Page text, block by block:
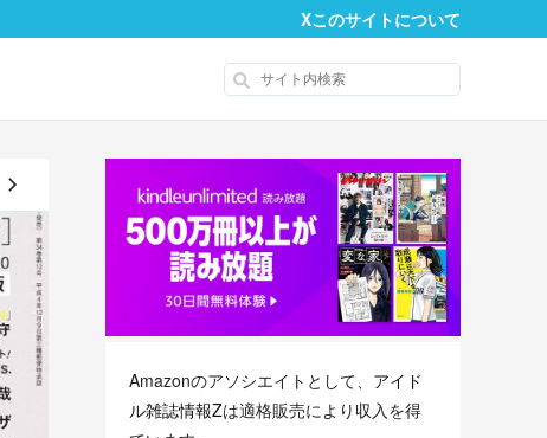
Xこのサイトについて
Amazonのアソシエイトとして、 アイド
ル雑誌情報Zは適格販売により収入を得